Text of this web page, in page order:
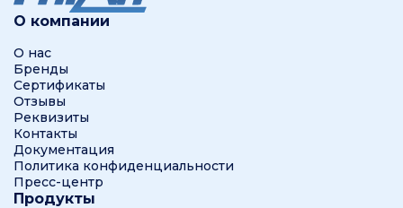
О компании
О нас
Бренды
Сертификаты
Отзывы
Реквизиты
Контакты
Документация
Политика конфиденциальности
Пресс-центр
Продукты